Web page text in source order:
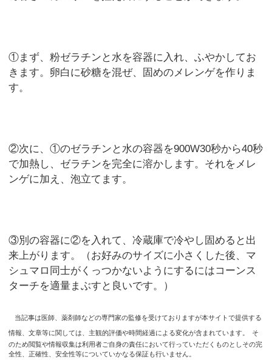
①まず、粉ゼラチンと水を容器に入れ、ふやかしてお
きます。卵白に砂糖を混ぜ、固めのメレンゲを作りま
す。
②次に、①のゼラチンと水の容器を900W30秒から40秒
で加熱し、ゼラチンを完全に溶かします。それをメレ
ンゲに加え、泡立てます。
③別の容器に②を入れて、冷蔵庫で冷やし固めると出
来上がります。（お好みのサイズに小さくした後、マ
シュマロ同士がくっつかないようにするにはコーンス
ターチを適量まぶすと良いです。）
当記事は医師、薬剤師などの専門家の監修を受けておりますが本サイトで提供する
情報、文章等に関しては、主観的評価や時間経過による変化が含まれています。
そ
のため閲覧や情報収集は利用者ご自身の責任において行っていただくものとしその完
全性、正確性、安全性等についていかなる保証も行いません。